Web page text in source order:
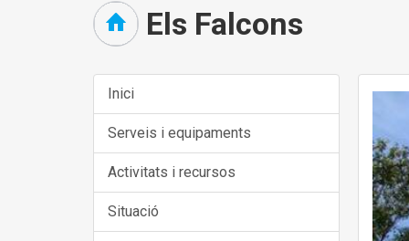
Els Falcons
Inici
Serveis i equipaments
Activitats i recursos
Situació